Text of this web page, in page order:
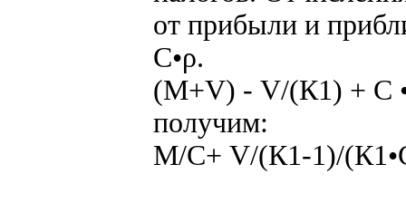
от прибыли и
С•ρ.
(М+V) - V/(К1) + С
получим:
М/С+ V/(К1-1)/